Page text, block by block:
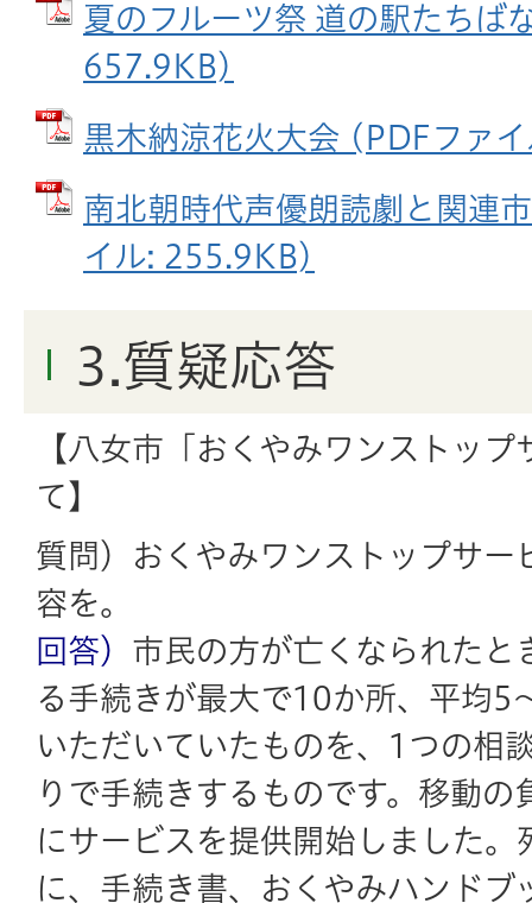
夏のフルーツ祭 道の駅たちば
657.9KB)
黒木納涼花火大会 (PDFファ
南北朝時代声優朗読劇と関連
イル: 255.9KB)
3.質疑応答
【八女市「おくやみワンストッ
て】
質問）おくやみワンストップサー
容を。
回答） 市民の方が亡くなられたと
る手続きが最大で10か所、平均5
いただいていたものを、1つの相
りで手続きするものです。移動の
にサービスを提供開始しました。
に、手続き書、おくやみハンドブ